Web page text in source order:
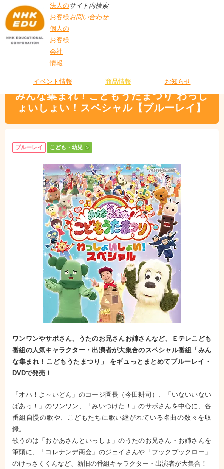
法人の
お客様
個人の
お客様
会社
情報
サイト内検索
お問い合わせ
イベント情報 商品情報 お知らせ
ょい！スペシャル【ブルーレイ】
みんな集まれ！こどもうたまつり わっし
ょいしょい！スペシャル【ブルーレイ】
ブルーレイ こども・幼児
ワンワンやサボさん、うたのお兄さんお姉さんなど、Ｅテレこども
番組の人気キャラクター・出演者が大集合のスペシャル番組「みん
な集まれ！こどもうたまつり」 をギュっとまとめてブルーレイ・
DVDで発売！
「オハ！よ～いどん」のコージ園長（今田耕司）、「いないいない
ばあっ！」のワンワン、「みいつけた！」のサボさんを中心に、各
番組自慢の歌や、こどもたちに歌い継がれている名曲の数々を収
録。
歌うのは「おかあさんといっしょ」のうたのお兄さん・お姉さんを
筆頭に、「コレナンデ商会」のジェイさんや「フックブックロー」
のけっさくくんなど、新旧の番組キャラクター・出演者が大集合！